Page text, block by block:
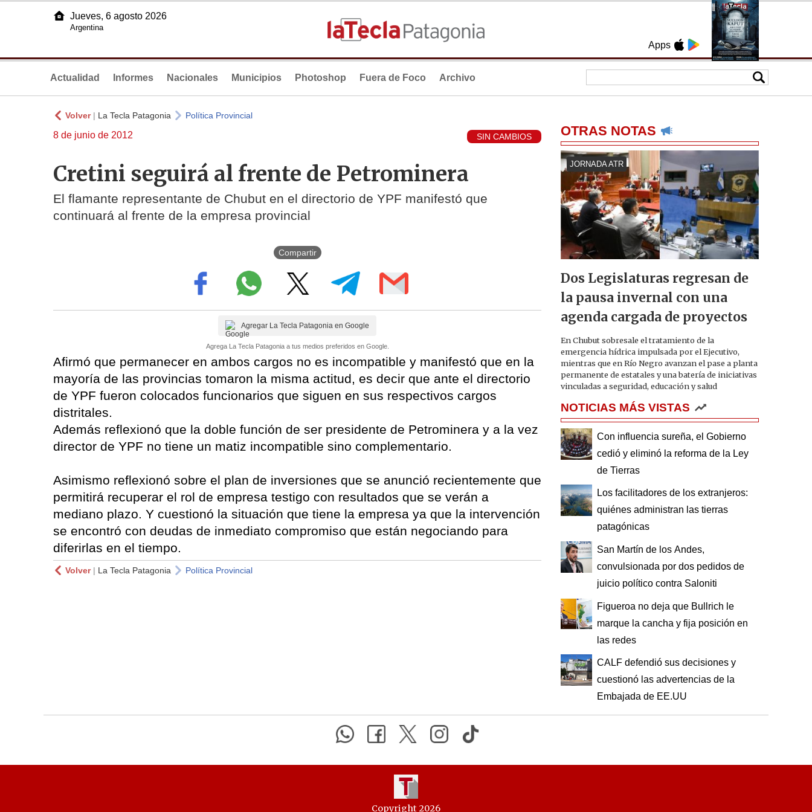
Apps
Jueves, 6 agosto 2026
Argentina
Actualidad Informes Nacionales Municipios Photoshop Fuera de Foco Archivo
Volver| La Tecla Patagonia Política Provincial
8 de junio de 2012 SIN CAMBIOS
Cretini seguirá al frente de Petrominera
El flamante representante de Chubut en el directorio de YPF manifestó que
continuará al frente de la empresa provincial
Compartir
Agregar La Tecla Patagonia en Google
Agrega La Tecla Patagonia a tus medios preferidos en Google.
Afirmó que permanecer en ambos cargos no es incompatible y manifestó que en la
mayoría de las provincias tomaron la misma actitud, es decir que ante el directorio
de YPF fueron colocados funcionarios que siguen en sus respectivos cargos
distritales.
Además reflexionó que la doble función de ser presidente de Petrominera y a la vez
director de YPF no tiene un matiz incompatible sino complementario.
Asimismo reflexionó sobre el plan de inversiones que se anunció recientemente que
permitirá recuperar el rol de empresa testigo con resultados que se verán a
mediano plazo. Y cuestionó la situación que tiene la empresa ya que la intervención
se encontró con deudas de inmediato compromiso que están negociando para
diferirlas en el tiempo.
Volver| La Tecla Patagonia Política Provincial
OTRAS NOTAS
JORNADA ATR
Dos Legislaturas regresan de
la pausa invernal con una
agenda cargada de proyectos
En Chubut sobresale el tratamiento de la
emergencia hídrica impulsada por el Ejecutivo,
mientras que en Río Negro avanzan el pase a planta
permanente de estatales y una batería de iniciativas
vinculadas a seguridad, educación y salud
NOTICIAS MÁS VISTAS
Con influencia sureña, el Gobierno
cedió y eliminó la reforma de la Ley
de Tierras
Los facilitadores de los extranjeros:
quiénes administran las tierras
patagónicas
San Martín de los Andes,
convulsionada por dos pedidos de
juicio político contra Saloniti
Figueroa no deja que Bullrich le
marque la cancha y fija posición en
las redes
CALF defendió sus decisiones y
cuestionó las advertencias de la
Embajada de EE.UU
Copyright 2026